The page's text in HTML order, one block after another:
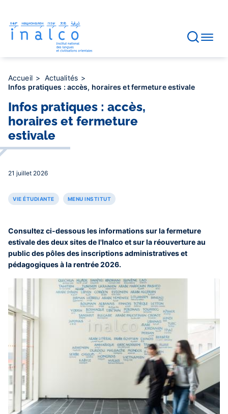
contenu
principal
Accueil
Actualités
Infos pratiques : accès, horaires et fermeture estivale
Infos pratiques : accès,
horaires et fermeture
estivale
21 juillet 2026
VIE ÉTUDIANTE MENU INSTITUT
Consultez ci-dessous les informations sur la fermeture
estivale des deux sites de l'Inalco et sur la réouverture au
public des pôles des inscriptions administratives et
pédagogiques à la rentrée 2026.